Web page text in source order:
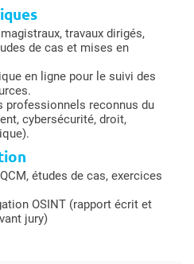
travaux dirigés,
de cas et mises en
en ligne pour le suivi des
professionnels reconnus du
cybersécurité, droit,
études de cas, exercices
OSINT (rapport écrit et
jury)